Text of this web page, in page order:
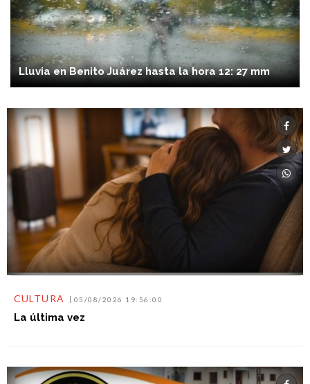
Lluvia en Benito Juárez hasta la hora 12: 27 mm
CULTURA 05/08/2026 19:56:00
La última vez